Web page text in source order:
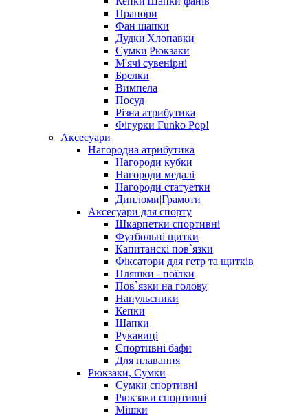
Прапори
Фан шапки
Дудки|Хлопавки
Сумки|Рюкзаки
М'ячі сувенірні
Брелки
Вимпела
Посуд
Різна атрибутика
Фігурки Funko Pop!
Аксесуари
Нагородна атрибутика
Нагороди кубки
Нагороди медалі
Нагороди статуетки
Дипломи|Грамоти
Аксесуари для спорту
Шкарпетки спортивні
Футбольні щитки
Капитанскі пов`язки
Фіксатори для гетр та щитків
Пляшки - поїлки
Пов`язки на голову
Напульсники
Кепки
Шапки
Рукавиці
Спортивні бафи
Для плавання
Рюкзаки, Сумки
Сумки спортивні
Рюкзаки спортивні
Мішки